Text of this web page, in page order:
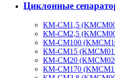
Циклонные
КМ-СМ1,5
КМ-СМ2,5
КМ-СМ100
КМ-СМ15
КМ-СМ20
КМ-СМ170